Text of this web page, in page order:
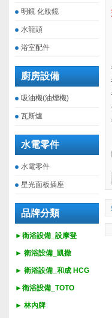
明鏡 化妝鏡
水龍頭
浴室配件
廚房設備
吸油機(油煙機)
瓦斯爐
水電零件
水電零件
星光面板插座
品牌分類
►衛浴設備_設摩登
► 衛浴設備_ 凱撒
► 衛浴設備_ 和成 HCG
►衛浴設備_ TOTO
► 林內牌